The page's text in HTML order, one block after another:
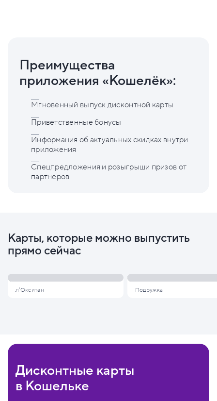
Преимущества
приложения «Кошелёк»:
Мгновенный выпуск дисконтной карты
Приветственные бонусы
Информация об актуальных скидках внутри
приложения
Спецпредложения и розыгрыши призов от
партнеров
Карты, которые можно выпустить
прямо сейчас
л'Окситан Подружка
Дисконтные карты
в Кошельке